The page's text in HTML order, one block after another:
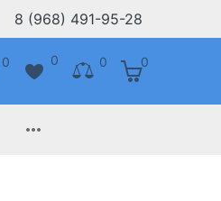
8 (968) 491-95-28
0 0 0 0